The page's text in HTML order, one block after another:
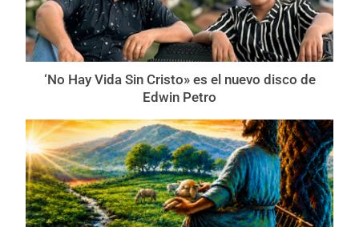
‘No Hay Vida Sin Cristo» es el nuevo disco de
Edwin Petro